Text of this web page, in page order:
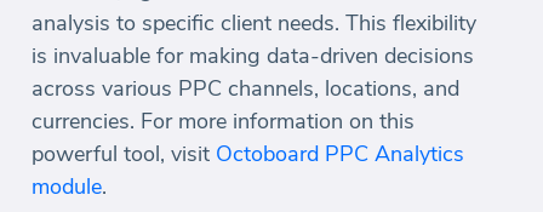
analysis to specific client needs. This flexibility
is invaluable for making data-driven decisions
across various PPC channels, locations, and
currencies. For more information on this
powerful tool, visit Octoboard PPC Analytics
module.